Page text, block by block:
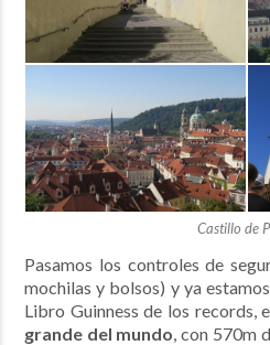
Castillo de
Pasamos los controles de
mochilas y bolsos) y ya
Libro Guinness de los records,
grande del mundo, con 570m